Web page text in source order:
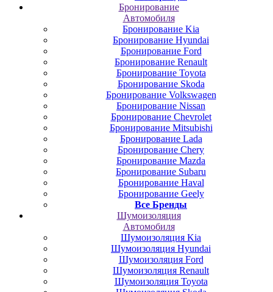
Бронирование
Автомобиля
Бронирование Kia
Бронирование Hyundai
Бронирование Ford
Бронирование Renault
Бронирование Toyota
Бронирование Skoda
Бронирование Volkswagen
Бронирование Nissan
Бронирование Chevrolet
Бронирование Mitsubishi
Бронирование Lada
Бронирование Chery
Бронирование Mazda
Бронирование Subaru
Бронирование Haval
Бронирование Geely
Все Бренды
Шумоизоляция
Автомобиля
Шумоизоляция Kia
Шумоизоляция Hyundai
Шумоизоляция Ford
Шумоизоляция Renault
Шумоизоляция Toyota